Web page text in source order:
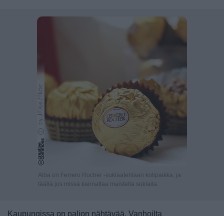
Alba on Ferrero Rocher -suklaatehtaan kotipaikka, ja
täällä jos missä kannattaa maistella suklaita.
Kaupungissa on paljon nähtävää. Vanhoilta